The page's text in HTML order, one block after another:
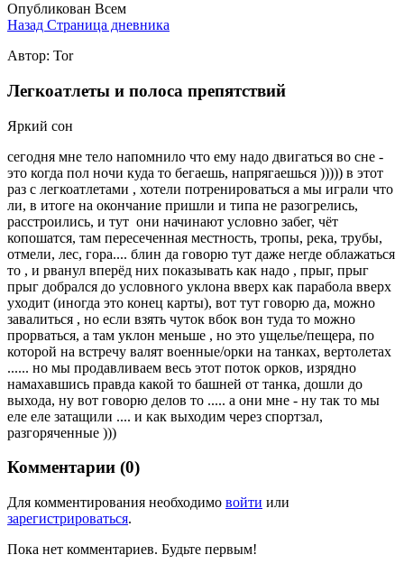
Опубликован Всем
Назад Страница дневника
Автор: Tor
Легкоатлеты и полоса препятствий
Яркий сон
сегодня мне тело напомнило что ему надо двигаться во сне -
это когда пол ночи куда то бегаешь, напрягаешься ))))) в этот
раз с легкоатлетами , хотели потренироваться а мы играли что
ли, в итоге на окончание пришли и типа не разогрелись,
расстроились, и тут они начинают условно забег, чёт
копошатся, там пересеченная местность, тропы, река, трубы,
отмели, лес, гора.... блин да говорю тут даже негде облажаться
то , и рванул вперёд них показывать как надо , прыг, прыг
прыг добрался до условного уклона вверх как парабола вверх
уходит (иногда это конец карты), вот тут говорю да, можно
завалиться , но если взять чуток вбок вон туда то можно
прорваться, а там уклон меньше , но это ущелье/пещера, по
которой на встречу валят военные/орки на танках, вертолетах
...... но мы продавливаем весь этот поток орков, изрядно
намахавшись правда какой то башней от танка, дошли до
выхода, ну вот говорю делов то ..... а они мне - ну так то мы
еле еле затащили .... и как выходим через спортзал,
разгоряченные )))
Комментарии (0)
Для комментирования необходимо войти или
зарегистрироваться.
Пока нет комментариев. Будьте первым!